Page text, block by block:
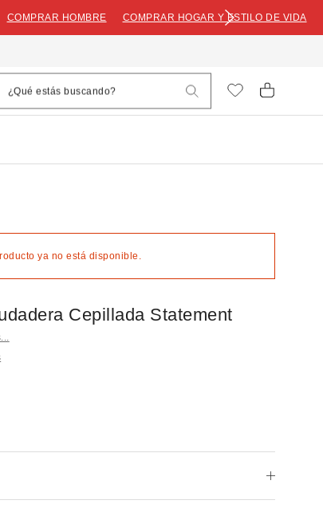
COMPRAR HOMBRE COMPRAR HOGAR Y ESTILO DE VIDA
ya no está disponible.
Cepillada Statement